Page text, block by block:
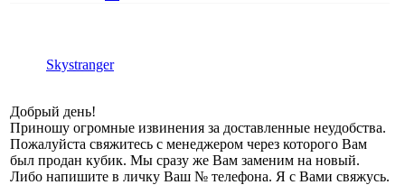
Skystranger
Добрый день!
Приношу огромные извинения за доставленные неудобства.
Пожалуйста свяжитесь с менеджером через которого Вам
был продан кубик. Мы сразу же Вам заменим на новый.
Либо напишите в личку Ваш № телефона. Я с Вами свяжусь.